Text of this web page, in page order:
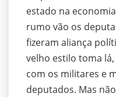
estado na
rumo vão os
fizeram aliança
velho estilo toma
com os militares e
deputados. Mas